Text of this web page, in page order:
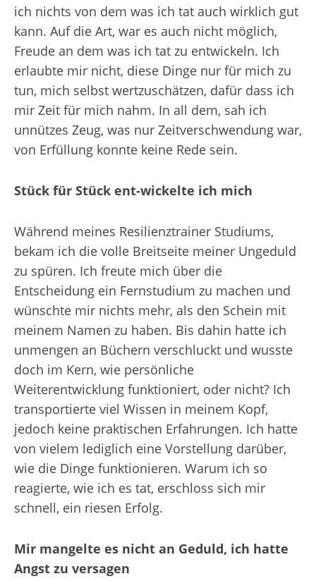
ich nichts von dem was ich tat auch wirklich gut
kann. Auf die Art, war es auch nicht möglich,
Freude an dem was ich tat zu entwickeln. Ich
erlaubte mir nicht, diese Dinge nur für mich zu
tun, mich selbst wertzuschätzen, dafür dass ich
mir Zeit für mich nahm. In all dem, sah ich
unnützes Zeug, was nur Zeitverschwendung war,
von Erfüllung konnte keine Rede sein.
Stück für Stück ent-wickelte ich mich
Während meines Resilienztrainer Studiums,
bekam ich die volle Breitseite meiner Ungeduld
zu spüren. Ich freute mich über die
Entscheidung ein Fernstudium zu machen und
wünschte mir nichts mehr, als den Schein mit
meinem Namen zu haben. Bis dahin hatte ich
unmengen an Büchern verschluckt und wusste
doch im Kern, wie persönliche
Weiterentwicklung funktioniert, oder nicht? Ich
transportierte viel Wissen in meinem Kopf,
jedoch keine praktischen Erfahrungen. Ich hatte
von vielem lediglich eine Vorstellung darüber,
wie die Dinge funktionieren. Warum ich so
reagierte, wie ich es tat, erschloss sich mir
schnell, ein riesen Erfolg.
Mir mangelte es nicht an Geduld, ich hatte
Angst zu versagen